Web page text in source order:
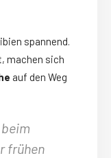
spannend.
machen sich
auf den Weg
frühen